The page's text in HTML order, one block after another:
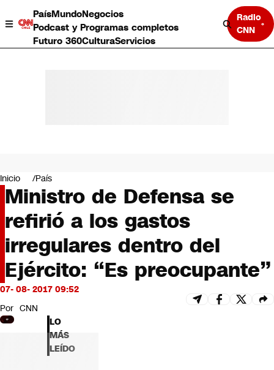
PaísMundoNegocios
Podcast y Programas completos
Futuro 360CulturaServicios
Radio
CNN
Negocios
Deportes
Programas completos
Cultura
Servicios
Bits
CNN Data
CNN tiempo
Futuro 360
Inicio País
Ministro de Defensa se
refirió a los gastos
irregulares dentro del
Ejército: “Es preocupante”
07- 08- 2017 09:52
Por CNN
LO
MÁS
LEÍDO